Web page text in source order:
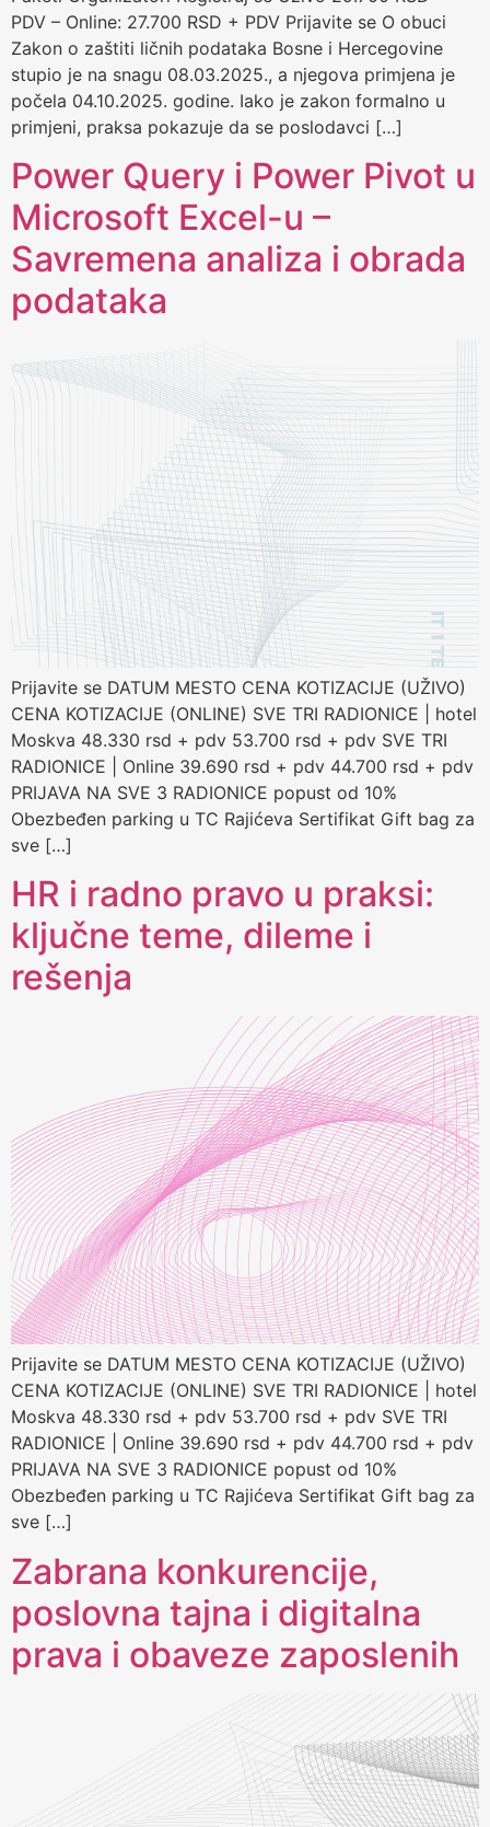
PDV – Online: 27.700 RSD + PDV Prijavite se O obuci
Zakon o zaštiti ličnih podataka Bosne i Hercegovine
stupio je na snagu 08.03.2025., a njegova primjena je
počela 04.10.2025. godine. Iako je zakon formalno u
primjeni, praksa pokazuje da se poslodavci […]
Power Query i Power Pivot u
Microsoft Excel-u –
Savremena analiza i obrada
podataka
Prijavite se DATUM MESTO CENA KOTIZACIJE (UŽIVO)
CENA KOTIZACIJE (ONLINE) SVE TRI RADIONICE | hotel
Moskva 48.330 rsd + pdv 53.700 rsd + pdv SVE TRI
RADIONICE | Online 39.690 rsd + pdv 44.700 rsd + pdv
PRIJAVA NA SVE 3 RADIONICE popust od 10%
Obezbeđen parking u TC Rajićeva Sertifikat Gift bag za
sve […]
HR i radno pravo u praksi:
ključne teme, dileme i
rešenja
Prijavite se DATUM MESTO CENA KOTIZACIJE (UŽIVO)
CENA KOTIZACIJE (ONLINE) SVE TRI RADIONICE | hotel
Moskva 48.330 rsd + pdv 53.700 rsd + pdv SVE TRI
RADIONICE | Online 39.690 rsd + pdv 44.700 rsd + pdv
PRIJAVA NA SVE 3 RADIONICE popust od 10%
Obezbeđen parking u TC Rajićeva Sertifikat Gift bag za
sve […]
Zabrana konkurencije,
poslovna tajna i digitalna
prava i obaveze zaposlenih